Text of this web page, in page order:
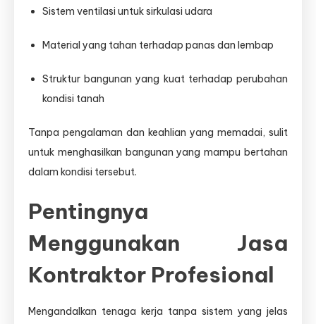
Sistem ventilasi untuk sirkulasi udara
Material yang tahan terhadap panas dan lembap
Struktur bangunan yang kuat terhadap perubahan
kondisi tanah
Tanpa pengalaman dan keahlian yang memadai, sulit
untuk menghasilkan bangunan yang mampu bertahan
dalam kondisi tersebut.
Pentingnya
Menggunakan Jasa
Kontraktor Profesional
Mengandalkan tenaga kerja tanpa sistem yang jelas